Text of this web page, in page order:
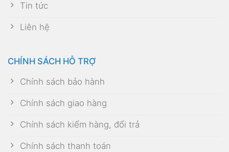
Tin tức
Liên hệ
CHÍNH SÁCH HỖ TRỢ
Chính sách bảo hành
Chính sách giao hàng
Chính sách kiểm hàng, đổi trả
Chính sách thanh toán